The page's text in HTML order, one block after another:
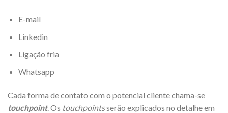
E-mail
Linkedin
Ligação fria
Whatsapp
Cada forma de contato com o potencial cliente chama-se
touchpoint. Os touchpointsserão explicados no detalhe em